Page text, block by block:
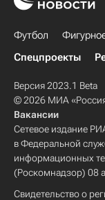
Футбол
Спецпроекты
Версия 2023.1 Beta
© 2026 МИА
Вакансии
Сетевое издание
в Федеральной
информационных
(Роскомнадзор) 08
Свидетельство о